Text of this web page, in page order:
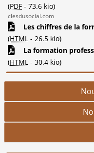
(PDF - 73.6 kio)
clesdusocial.com
Les chiffres de la
(HTML - 26.5 kio)
La formation
(HTML - 30.4 kio)